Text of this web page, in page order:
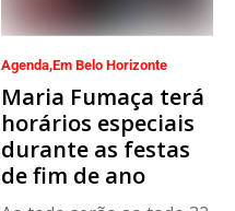
Agenda Em Belo Horizonte
Maria Fumaça terá
horários especiais
durante as festas
de fim de ano